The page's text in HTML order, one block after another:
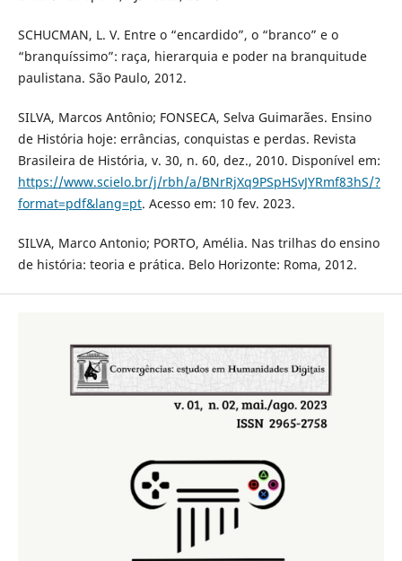
SCHUCMAN, L. V. Entre o “encardido”, o “branco” e o
“branquíssimo”: raça, hierarquia e poder na branquitude
paulistana. São Paulo, 2012.
SILVA, Marcos Antônio; FONSECA, Selva Guimarães. Ensino
de História hoje: errâncias, conquistas e perdas. Revista
Brasileira de História, v. 30, n. 60, dez., 2010. Disponível em:
https://www.scielo.br/j/rbh/a/BNrRjXq9PSpHSvJYRmf83hS/?
format=pdf&lang=pt. Acesso em: 10 fev. 2023.
SILVA, Marco Antonio; PORTO, Amélia. Nas trilhas do ensino
de história: teoria e prática. Belo Horizonte: Roma, 2012.